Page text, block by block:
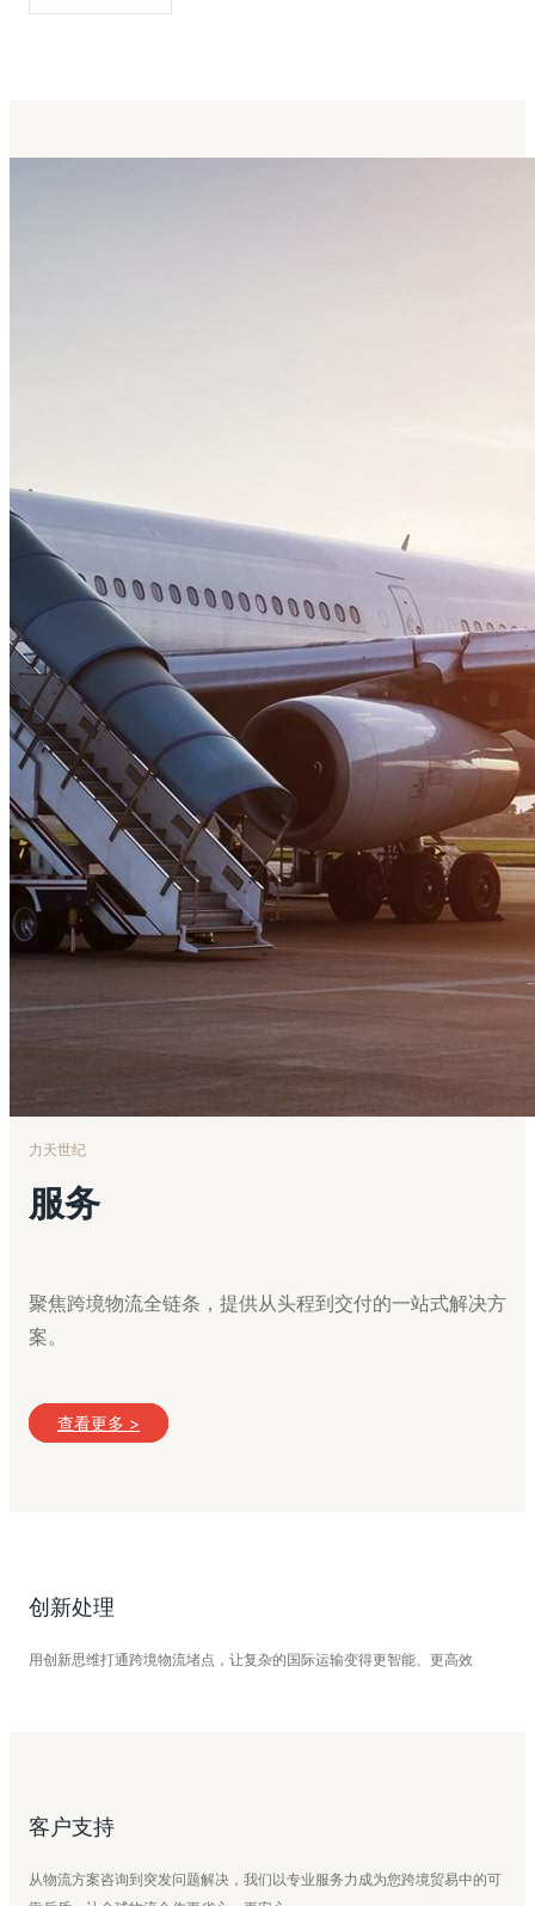
力天世纪
服务
聚焦跨境物流全链条，提供从头程到交付的一站式解决方
案。
查看更多 >
创新处理
用创新思维打通跨境物流堵点，让复杂的国际运输变得更智能、更高效
客户支持
从物流方案咨询到突发问题解决，我们以专业服务力成为您跨境贸易中的可